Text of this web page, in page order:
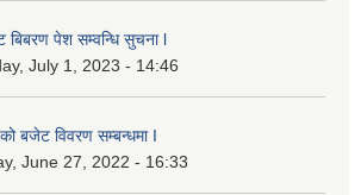
पेश सम्वन्धि सुचना l
July 1, 2023 - 14:46
बजेट विवरण सम्बन्धमा I
June 27, 2022 - 16:33